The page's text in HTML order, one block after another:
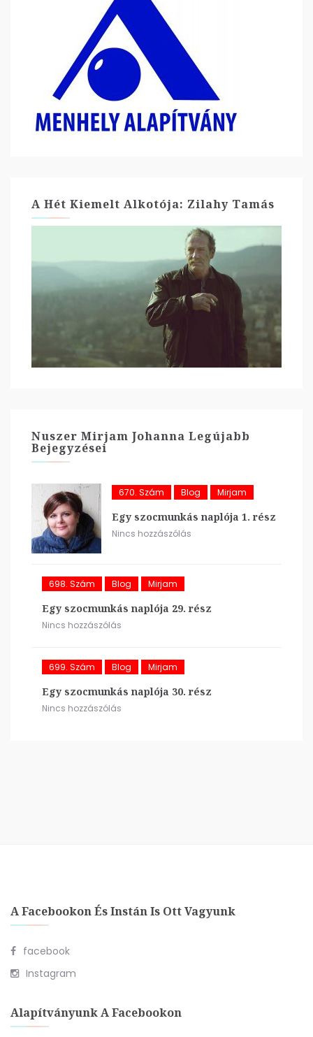
A Hét Kiemelt Alkotója: Zilahy Tamás
Nuszer Mirjam Johanna Legújabb
Bejegyzései
670. Szám Blog Mirjam
Egy szocmunkás naplója 1. rész
Nincs hozzászólás
698. Szám Blog Mirjam
Egy szocmunkás naplója 29. rész
Nincs hozzászólás
699. Szám Blog Mirjam
Egy szocmunkás naplója 30. rész
Nincs hozzászólás
A Facebookon És Instán Is Ott Vagyunk
facebook
Instagram
Alapítványunk A Facebookon